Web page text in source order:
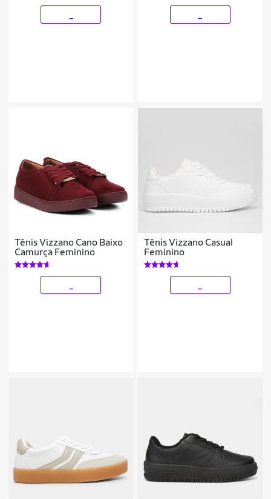
Tênis Vizzano Cano Baixo
Camurça Feminino
Tênis Vizzano Casual
Feminino